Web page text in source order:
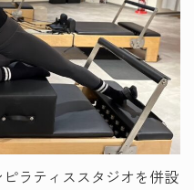
ラティススタジオを併設